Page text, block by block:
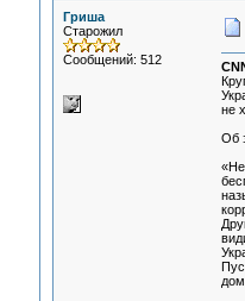
Гриша
Старожил
Сообщений: 512
не
Об